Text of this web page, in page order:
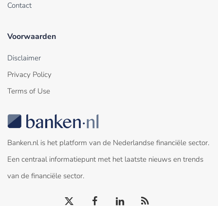
Contact
Voorwaarden
Disclaimer
Privacy Policy
Terms of Use
Banken.nl is het platform van de Nederlandse financiële sector.
Een centraal informatiepunt met het laatste nieuws en trends
van de financiële sector.